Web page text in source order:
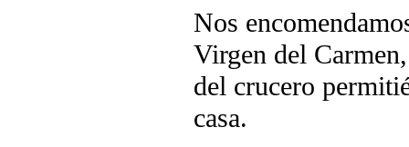
Nos
Virgen del
del crucero
casa.